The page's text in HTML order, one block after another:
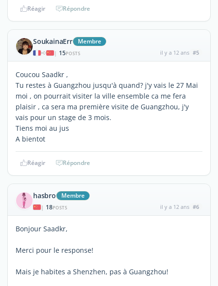
Réagir Répondre
SoukainaErr Membre
| 15POSTS il y a 12 ans #5
Coucou Saadkr ,
Tu restes à Guangzhou jusqu'à quand? j'y vais le 27 Mai
moi , on pourrait visiter la ville ensemble ca me fera
plaisir , ca sera ma première visite de Guangzhou, j'y
vais pour un stage de 3 mois.
Tiens moi au jus
A bientot
Réagir Répondre
hasbro Membre
| 18POSTS il y a 12 ans #6
Bonjour Saadkr,
Merci pour le response!
Mais je habites a Shenzhen, pas à Guangzhou!